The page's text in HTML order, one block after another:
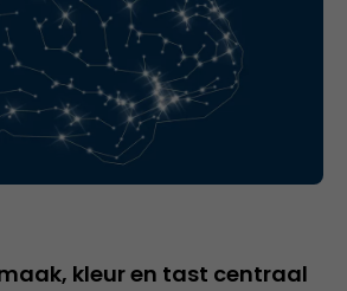
kleur en tast centraal